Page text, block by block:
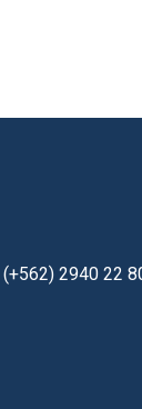
(+562) 2940 22